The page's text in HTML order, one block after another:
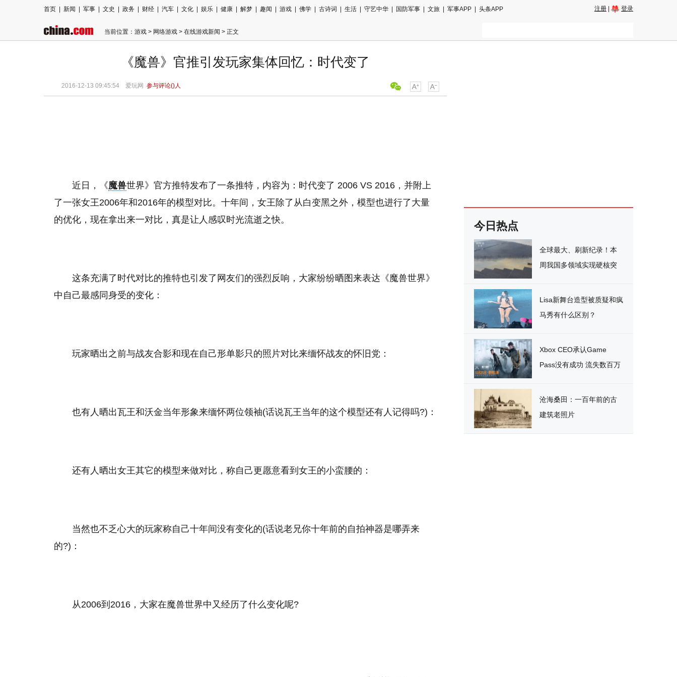
首页 新闻 军事 文史 政务 财经 汽车 文化 娱乐 健康 解梦 趣闻 游戏 佛学 古诗词 生活 守艺中华 国防军事 文旅 军事APP 头条APP 注册 登录
当前位置： 游戏 > 网络游戏 > 在线游戏新闻 > 正文
《魔兽》官推引发玩家集体回忆：时代变了
2016-12-13 09:45:54 爱玩网 参与评论()人
近日，《魔兽世界》官方推特发布了一条推特，内容为：时代变了 2006 VS 2016，并附上
了一张女王2006年和2016年的模型对比。十年间，女王除了从白变黑之外，模型也进行了大量
的优化，现在拿出来一对比，真是让人感叹时光流逝之快。
这条充满了时代对比的推特也引发了网友们的强烈反响，大家纷纷晒图来表达《魔兽世界》
中自己最感同身受的变化：
玩家晒出之前与战友合影和现在自己形单影只的照片对比来缅怀战友的怀旧党：
也有人晒出瓦王和沃金当年形象来缅怀两位领袖(话说瓦王当年的这个模型还有人记得吗?)：
还有人晒出女王其它的模型来做对比，称自己更愿意看到女王的小蛮腰的：
当然也不乏心大的玩家称自己十年间没有变化的(话说老兄你十年前的自拍神器是哪弄来
的?)：
从2006到2016，大家在魔兽世界中又经历了什么变化呢?
今日热点
全球最大、刷新纪录！本
周我国多领域实现硬核突
Lisa新舞台造型被质疑和疯
马秀有什么区别？
Xbox CEO承认Game
Pass没有成功 流失数百万
沧海桑田：一百年前的古
建筑老照片